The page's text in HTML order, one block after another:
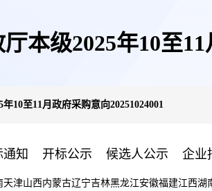
本级2025年10至11
10至11月政府采购意向20251024001
通知 开标公示 候选人公示 企业
天津山西内蒙古辽宁吉林黑龙江安徽福建江西湖